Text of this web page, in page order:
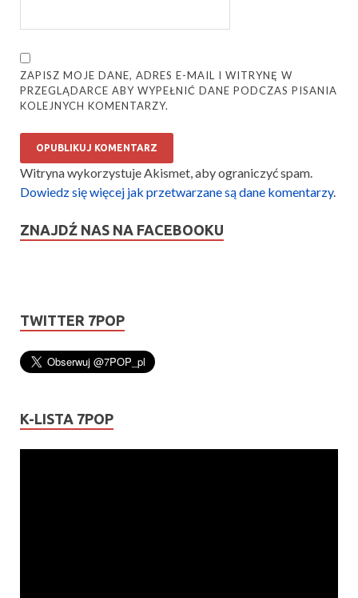
ZAPISZ MOJE DANE, ADRES E-MAIL I WITRYNĘ W
PRZEGLĄDARCE ABY WYPEŁNIĆ DANE PODCZAS PISANIA
KOLEJNYCH KOMENTARZY.
Witryna wykorzystuje Akismet, aby ograniczyć spam.
Dowiedz się więcej jak przetwarzane są dane komentarzy.
ZNAJDŹ NAS NA FACEBOOKU
TWITTER 7POP
K-LISTA 7POP